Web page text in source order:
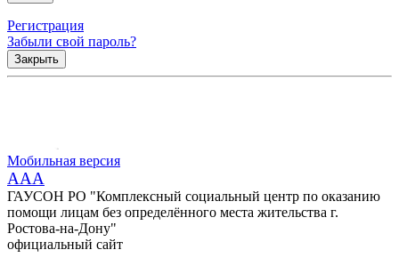
Регистрация
Забыли свой пароль?
Закрыть
Мобильная версия
AAA
ГАУСОН РО "Комплексный социальный центр по оказанию
помощи лицам без определённого места жительства г.
Ростова-на-Дону"
официальный сайт